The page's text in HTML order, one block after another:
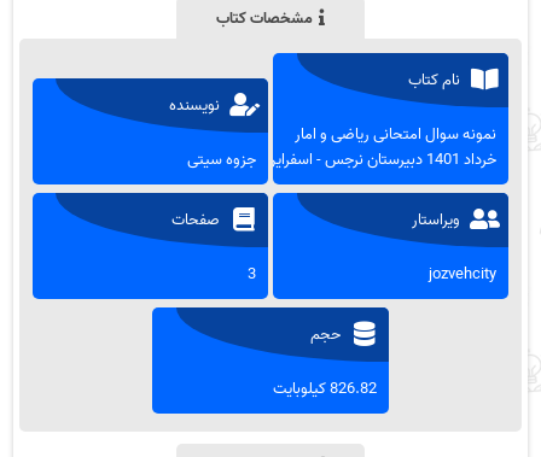
مشخصات کتاب
نام کتاب
نمونه سوال امتحانی ریاضی و امار
خرداد 1401 دبیرستان نرجس - اسفراین
نویسنده
جزوه سیتی
ویراستار
jozvehcity
صفحات
3
حجم
826.82 کیلوبایت